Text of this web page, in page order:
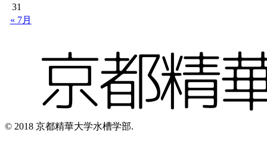
31
« 7月
© 2018 京都精華大学水槽学部.